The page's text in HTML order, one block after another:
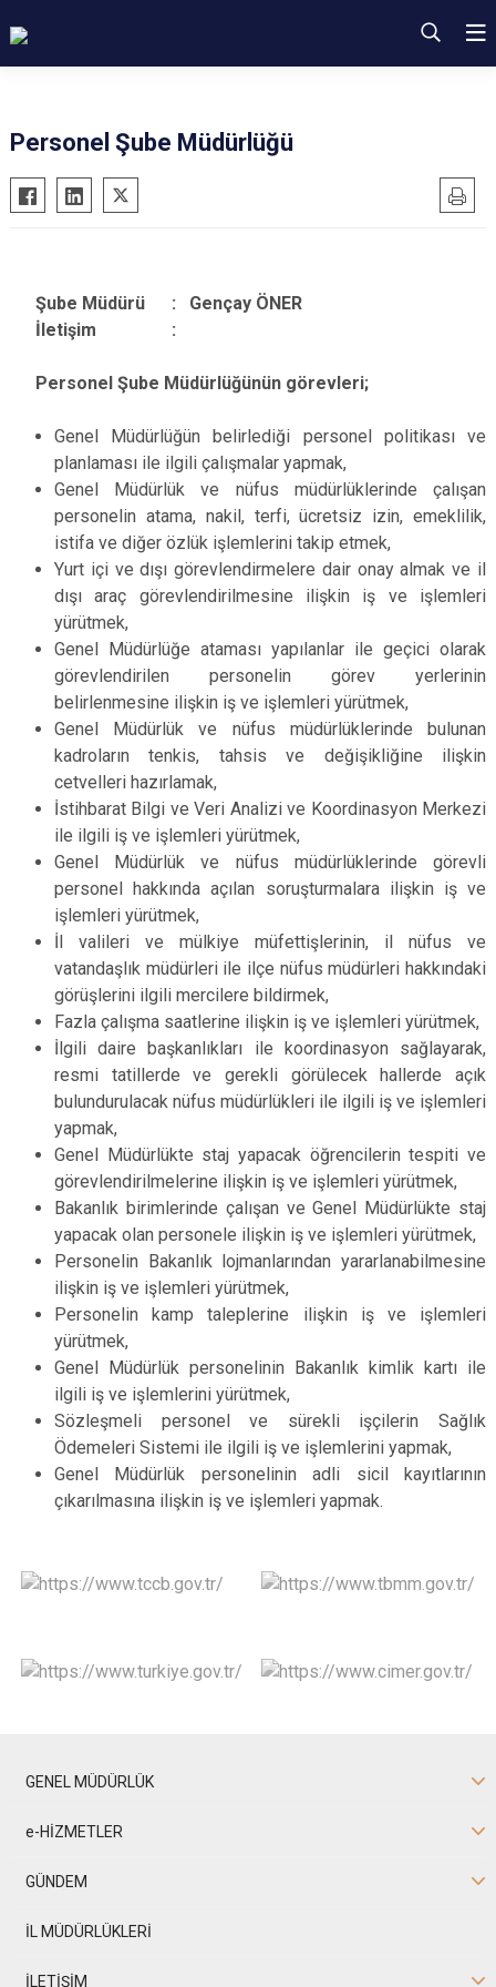
Personel Şube Müdürlüğü
Şube Müdürü : Gençay ÖNER
İletişim :
Personel Şube Müdürlüğünün görevleri;
Genel Müdürlüğün belirlediği personel politikası ve
planlaması ile ilgili çalışmalar yapmak,
Genel Müdürlük ve nüfus müdürlüklerinde çalışan
personelin atama, nakil, terfi, ücretsiz izin, emeklilik,
istifa ve diğer özlük işlemlerini takip etmek,
Yurt içi ve dışı görevlendirmelere dair onay almak ve il
dışı araç görevlendirilmesine ilişkin iş ve işlemleri
yürütmek,
Genel Müdürlüğe ataması yapılanlar ile geçici olarak
görevlendirilen personelin görev yerlerinin
belirlenmesine ilişkin iş ve işlemleri yürütmek,
Genel Müdürlük ve nüfus müdürlüklerinde bulunan
kadroların tenkis, tahsis ve değişikliğine ilişkin
cetvelleri hazırlamak,
İstihbarat Bilgi ve Veri Analizi ve Koordinasyon Merkezi
ile ilgili iş ve işlemleri yürütmek,
Genel Müdürlük ve nüfus müdürlüklerinde görevli
personel hakkında açılan soruşturmalara ilişkin iş ve
işlemleri yürütmek,
İl valileri ve mülkiye müfettişlerinin, il nüfus ve
vatandaşlık müdürleri ile ilçe nüfus müdürleri hakkındaki
görüşlerini ilgili mercilere bildirmek,
Fazla çalışma saatlerine ilişkin iş ve işlemleri yürütmek,
İlgili daire başkanlıkları ile koordinasyon sağlayarak,
resmi tatillerde ve gerekli görülecek hallerde açık
bulundurulacak nüfus müdürlükleri ile ilgili iş ve işlemleri
yapmak,
Genel Müdürlükte staj yapacak öğrencilerin tespiti ve
görevlendirilmelerine ilişkin iş ve işlemleri yürütmek,
Bakanlık birimlerinde çalışan ve Genel Müdürlükte staj
yapacak olan personele ilişkin iş ve işlemleri yürütmek,
Personelin Bakanlık lojmanlarından yararlanabilmesine
ilişkin iş ve işlemleri yürütmek,
Personelin kamp taleplerine ilişkin iş ve işlemleri
yürütmek,
Genel Müdürlük personelinin Bakanlık kimlik kartı ile
ilgili iş ve işlemlerini yürütmek,
Sözleşmeli personel ve sürekli işçilerin Sağlık
Ödemeleri Sistemi ile ilgili iş ve işlemlerini yapmak,
Genel Müdürlük personelinin adli sicil kayıtlarının
çıkarılmasına ilişkin iş ve işlemleri yapmak.
GENEL MÜDÜRLÜK
e-HİZMETLER
GÜNDEM
İL MÜDÜRLÜKLERİ
İLETİŞİM